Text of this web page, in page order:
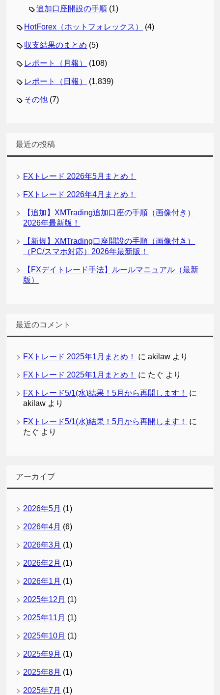
追加口座開設の手順 (1)
HotForex（ホットフォレックス） (4)
収支結果のまとめ (5)
レポート（月報） (108)
レポート（日報） (1,839)
その他 (7)
最近の投稿
FXトレード 2026年5月まとめ！
FXトレード 2026年4月まとめ！
【追加】XMTrading追加口座の手順（画像付き）
2026年最新版！
【新規】XMTrading口座開設の手順（画像付き）
（PC/スマホ対応）2026年最新版！
【FXデイトレード手法】ルールマニュアル（最新
版）
最近のコメント
FXトレード 2025年1月まとめ！ にakilaw より
FXトレード 2025年1月まとめ！ に たぐ より
FXトレード5/1(水)結果！5月から再開します！
に
akilaw より
FXトレード5/1(水)結果！5月から再開します！
に
たぐ より
アーカイブ
2026年5月 (1)
2026年4月 (6)
2026年3月 (1)
2026年2月 (1)
2026年1月 (1)
2025年12月 (1)
2025年11月 (1)
2025年10月 (1)
2025年9月 (1)
2025年8月 (1)
2025年7月 (1)